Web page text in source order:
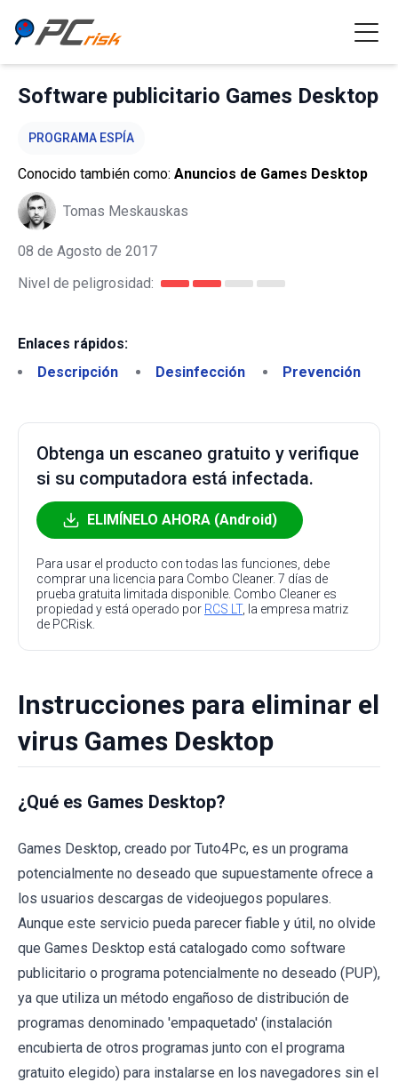
Software publicitario Games Desktop
PROGRAMA ESPÍA
Conocido también como: Anuncios de Games Desktop
Tomas Meskauskas
08 de Agosto de 2017
Nivel de peligrosidad:
Enlaces rápidos:
Descripción
Desinfección Prevención
Obtenga un escaneo gratuito y verifique
si su computadora está infectada.
ELIMÍNELO AHORA (Android)
Para usar el producto con todas las funciones, debe
comprar una licencia para Combo Cleaner. 7 días de
prueba gratuita limitada disponible. Combo Cleaner es
propiedad y está operado por RCS LT, la empresa matriz
de PCRisk.
Instrucciones para eliminar el
virus Games Desktop
¿Qué es Games Desktop?
Games Desktop, creado por Tuto4Pc, es un programa
potencialmente no deseado que supuestamente ofrece a
los usuarios descargas de videojuegos populares.
Aunque este servicio pueda parecer fiable y útil, no olvide
que Games Desktop está catalogado como software
publicitario o programa potencialmente no deseado (PUP),
ya que utiliza un método engañoso de distribución de
programas denominado 'empaquetado' (instalación
encubierta de otros programas junto con el programa
gratuito elegido) para instalarse en los navegadores sin el